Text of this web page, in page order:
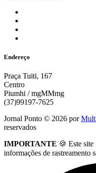
Endereço
Praça Tuiti, 167
Centro
Piumhi / mgMMmg
(37)99197-7625
Jornal Ponto © 2026 por
reservados
IMPORTANTE 🍪 Este
informações de rastreamento